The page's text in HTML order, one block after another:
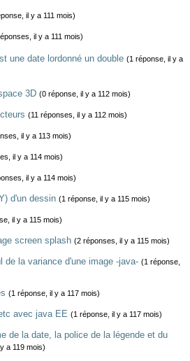
il y a 111 mois)
il y a 111 mois)
une date lordonné un double (1 réponse, il y a
3D (0 réponse, il y a 112 mois)
(11 réponses, il y a 112 mois)
il y a 113 mois)
il y a 114 mois)
il y a 114 mois)
d'un dessin (1 réponse, il y a 115 mois)
il y a 115 mois)
screen splash (2 réponses, il y a 115 mois)
de la variance d'une image -java- (1 réponse,
(1 réponse, il y a 117 mois)
avec java EE (1 réponse, il y a 117 mois)
de la date, la police de la légende et du
a 119 mois)